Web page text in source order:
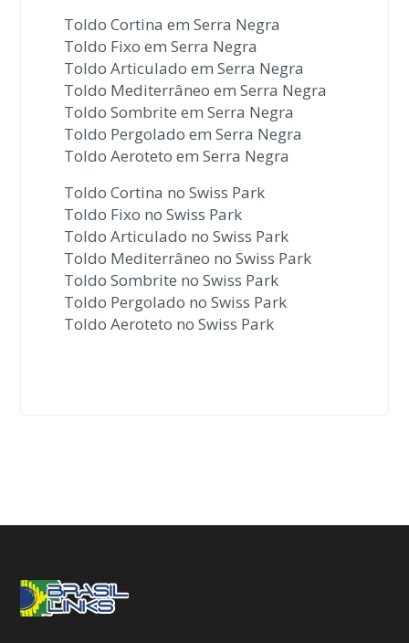
Toldo Cortina em Serra Negra
Toldo Fixo em Serra Negra
Toldo Articulado em Serra Negra
Toldo Mediterrâneo em Serra Negra
Toldo Sombrite em Serra Negra
Toldo Pergolado em Serra Negra
Toldo Aeroteto em Serra Negra
Toldo Cortina no Swiss Park
Toldo Fixo no Swiss Park
Toldo Articulado no Swiss Park
Toldo Mediterrâneo no Swiss Park
Toldo Sombrite no Swiss Park
Toldo Pergolado no Swiss Park
Toldo Aeroteto no Swiss Park